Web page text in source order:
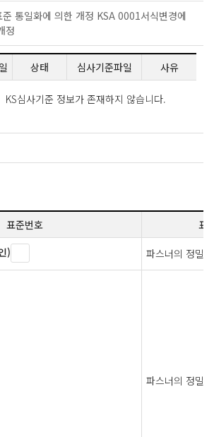
준 통일화에 의한 개정 KSA 0001서식변경에
정
상태 심사기준파일 사유
KS심사기준 정보가 존재하지 않습니다.
표준번호
표
)
파스너의 정밀
파스너의 정밀